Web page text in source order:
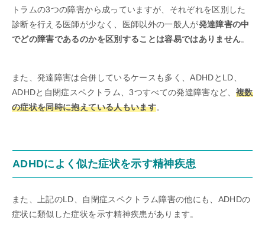
トラムの3つの障害から成っていますが、それぞれを区別した
診断を行える医師が少なく、医師以外の一般人が発達障害の中
でどの障害であるのかを区別することは容易ではありません。
また、発達障害は合併しているケースも多く、ADHDとLD、
ADHDと自閉症スペクトラム、3つすべての発達障害など、 複数
の症状を同時に抱えている人もいます。
ADHDによく似た症状を示す精神疾患
また、上記のLD、自閉症スペクトラム障害の他にも、ADHDの
症状に類似した症状を示す精神疾患があります。